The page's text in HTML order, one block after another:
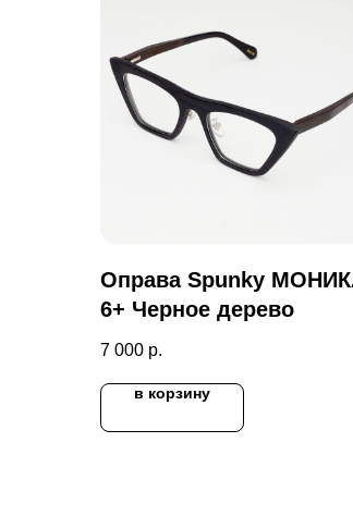
Оправа Spunky
6+ Черное дерево
7 000 р.
в корзину